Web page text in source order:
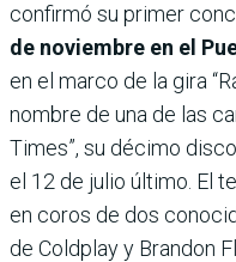
confirmó su primer
de noviembre en el
en el marco de la gira
nombre de una de las
Times”, su décimo
el 12 de julio último. El
en coros de dos
de Coldplay y Brandon